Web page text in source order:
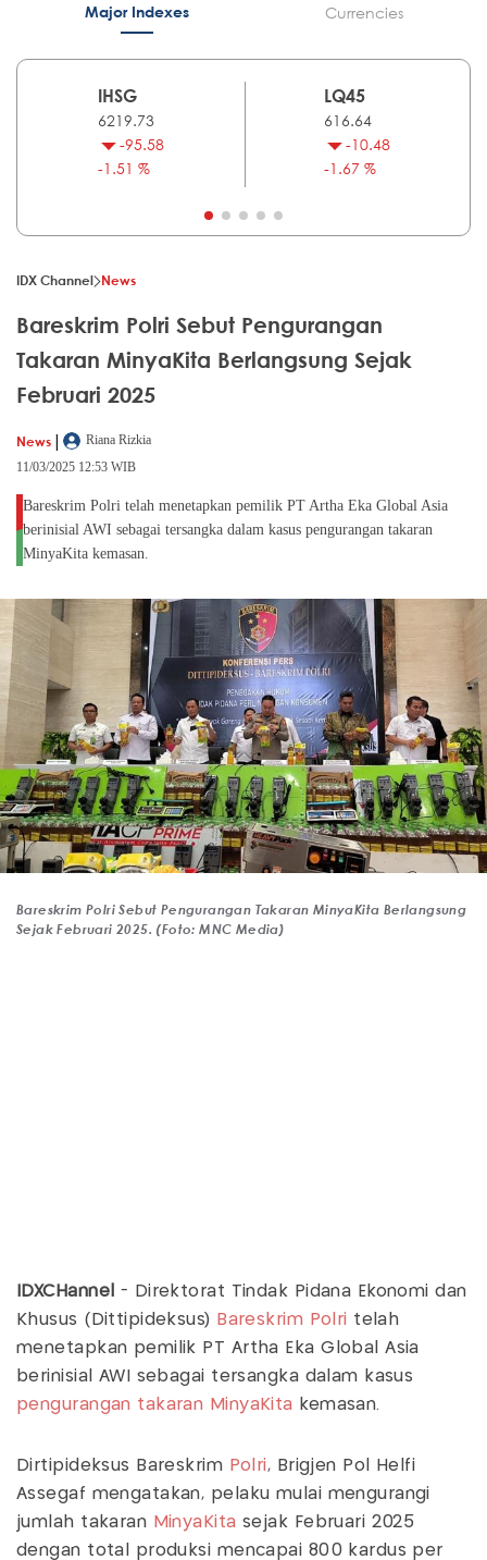
Major Indexes Currencies
IHSG
6219.73
-95.58
-1.51 %
LQ45
616.64
-10.48
-1.67 %
IDX Channel News
Bareskrim Polri Sebut Pengurangan
Takaran MinyaKita Berlangsung Sejak
Februari 2025
News |
Riana Rizkia
11/03/2025 12:53 WIB
Bareskrim Polri telah menetapkan pemilik PT Artha Eka Global Asia
berinisial AWI sebagai tersangka dalam kasus pengurangan takaran
MinyaKita kemasan.
Bareskrim Polri Sebut Pengurangan Takaran MinyaKita Berlangsung
Sejak Februari 2025. (Foto: MNC Media)
IDXCHannel
- Direktorat Tindak Pidana Ekonomi dan
Khusus (Dittipideksus) Bareskrim Polri telah
menetapkan pemilik PT Artha Eka Global Asia
berinisial AWI sebagai tersangka dalam kasus
pengurangan takaran MinyaKita
kemasan.
Dirtipideksus Bareskrim Polri, Brigjen Pol Helfi
Assegaf mengatakan, pelaku mulai mengurangi
jumlah takaran MinyaKita sejak Februari 2025
dengan total produksi mencapai 800 kardus per